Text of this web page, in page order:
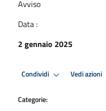
Avviso
Data :
2 gennaio 2025
Condividi Vedi azioni
Categorie: